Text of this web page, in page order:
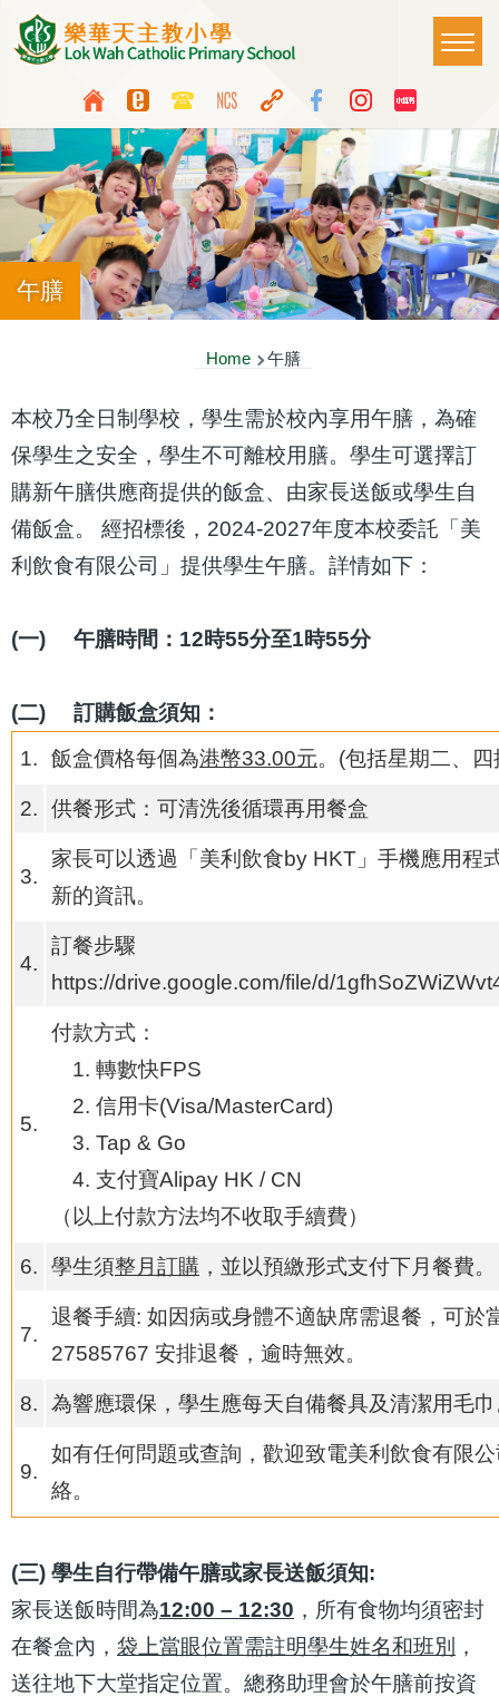
Skip to main content
Top
Media
Icon
Button
Language
switcher
Main
午膳
Home 午膳
本校乃全日制學校，學生需於校內享用午膳，為確
保學生之安全，學生不可離校用膳。學生可選擇訂
購新午膳供應商提供的飯盒、由家長送飯或學生自
備飯盒。 經招標後，2024-2027年度本校委託「美
利飲食有限公司」提供學生午膳。詳情如下：
(一) 午膳時間：12時55分至1時55分
(二)
訂購飯盒須知：
1.
飯盒價格每個為港幣33.00元。(包括星期二、
2. 供餐形式：可清洗後循環再用餐盒
3.
家長可以透過「美利飲食by HKT」手機應用程
新的資訊。
4.
訂餐步驟
https://drive.google.com/file/d/
5.
付款方式：
轉數快FPS
信用卡(Visa/MasterCard)
Tap & Go
支付寶Alipay HK / CN
（以上付款方法均不收取手續費）
6. 學生須整月訂購 ，並以預繳形式支付下月餐費。
7.
退餐手續: 如因病或身體不適缺席需退餐，可於
27585767 安排退餐，逾時無效。
8. 為響應環保，學生應每天自備餐具及清潔用毛
9.
如有任何問題或查詢，歡迎致電美利飲食有限
絡。
(三) 學生自行帶備午膳或家長送飯須知:
家長送飯時間為12:00 – 12:30 ，所有食物均須密封
在餐盒內， 袋上當眼位置需註明學生姓名和班別
，
送往地下大堂指定位置。總務助理會於午膳前按資